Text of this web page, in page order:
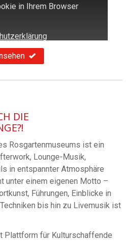
in Ihrem Browser
DIE
Rosgartenmuseums ist ein
Lounge-Musik,
in entspannter Atmosphäre
unter einem eigenen Motto –
Führungen, Einblicke in
bis hin zu Livemusik ist
Plattform für Kulturschaffende